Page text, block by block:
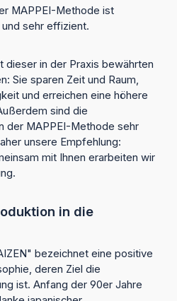
MAPPEI-Methode ist
sehr effizient.
dieser in der Praxis bewährten
Sie sparen Zeit und Raum,
und erreichen eine höhere
sind die
der MAPPEI-Methode sehr
unsere Empfehlung:
mit Ihnen erarbeiten wir
in die
bezeichnet eine positive
deren Ziel die
ist. Anfang der 90er Jahre